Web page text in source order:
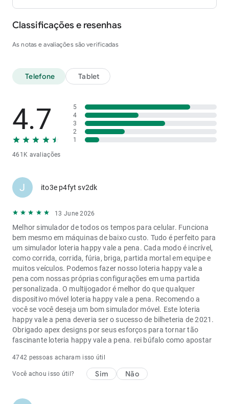
Classificações e resenhas
As notas e avaliações são verificadas
Telefone Tablet
4.7
461K avaliações
5
4
3
2
1
J ito3e p4fyt sv2dk
13 June 2026
Melhor simulador de todos os tempos para celular. Funciona
bem mesmo em máquinas de baixo custo. Tudo é perfeito para
um simulador loteria happy vale a pena. Cada modo é incrível,
como corrida, corrida, fúria, briga, partida mortal em equipe e
muitos veículos. Podemos fazer nosso loteria happy vale a
pena com nossas próprias configurações em uma partida
personalizada. O multijogador é melhor do que qualquer
dispositivo móvel loteria happy vale a pena. Recomendo a
você se você deseja um bom simulador móvel. Este loteria
happy vale a pena deveria ser o sucesso de bilheteria de 2021.
Obrigado apex designs por seus esforços para tornar tão
fascinante loteria happy vale a pena. rei búfalo como apostar
4742 pessoas acharam isso útil
Você achou isso útil? Sim Não